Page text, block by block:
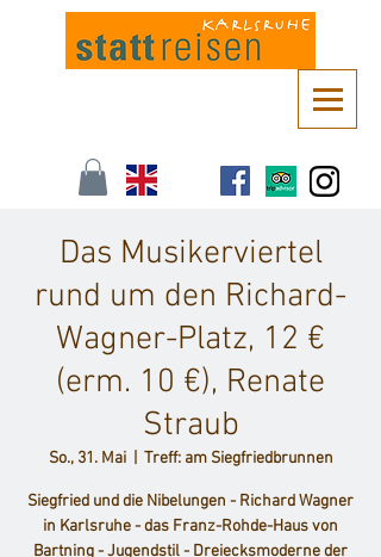
Das Musikerviertel
rund um den Richard-
Wagner-Platz, 12 €
(erm. 10 €), Renate
Straub
So., 31. Mai
  |
Treff: am Siegfriedbrunnen
Siegfried und die Nibelungen - Richard Wagner
in Karlsruhe - das Franz-Rohde-Haus von
Bartning - Jugendstil - Dreiecksmoderne der